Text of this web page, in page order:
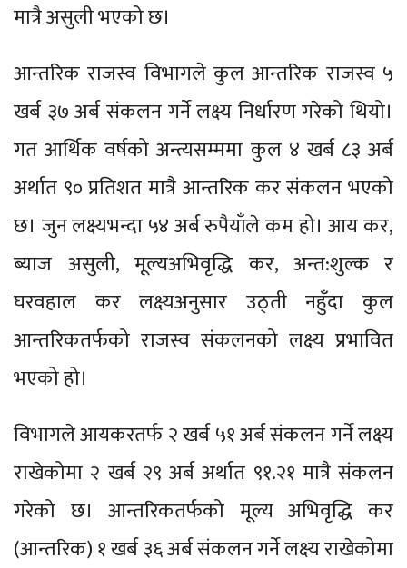
मात्रै असुली भएको छ।
आन्तरिक राजस्व विभागले कुल आन्तरिक राजस्व ५
खर्ब ३७ अर्ब संकलन गर्ने लक्ष्य निर्धारण गरेको थियो।
गत आर्थिक वर्षको अन्त्यसम्ममा कुल ४ खर्ब ८३ अर्ब
अर्थात ९० प्रतिशत मात्रै आन्तरिक कर संकलन भएको
छ। जुन लक्ष्यभन्दा ५४ अर्ब रुपैयाँले कम हो। आय कर,
ब्याज असुली, मूल्यअभिवृद्धि कर, अन्त:शुल्क र
घरवहाल कर लक्ष्यअनुसार उठ्ती नहुँदा कुल
आन्तरिकतर्फको राजस्व संकलनको लक्ष्य प्रभावित
भएको हो।
विभागले आयकरतर्फ २ खर्ब ५१ अर्ब संकलन गर्ने लक्ष्य
राखेकोमा २ खर्ब २९ अर्ब अर्थात ९१.२१ मात्रै संकलन
गरेको छ। आन्तरिकतर्फको मूल्य अभिवृद्धि कर
(आन्तरिक) १ खर्ब ३६ अर्ब संकलन गर्ने लक्ष्य राखेकोमा